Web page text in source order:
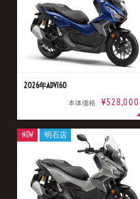
2026年ADV160
本体価格 ¥528,000
NEW 明石店